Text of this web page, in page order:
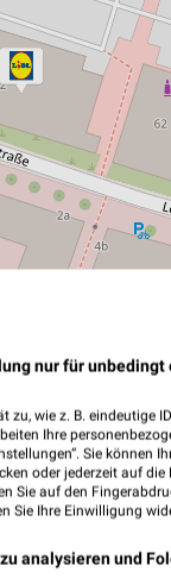
für
bis 08. Aug.
nur für
wie z. B. eindeutige
Ihre
Sie können
oder jederzeit auf
Sie auf den
Sie Ihre Einwilligung
analysieren und